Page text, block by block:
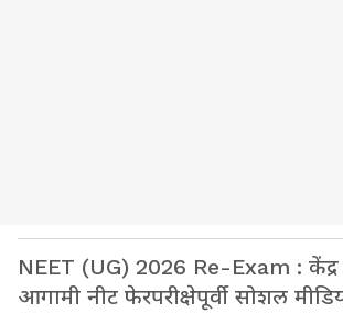
NEET (UG) 2026 Re-Exam :
आगामी नीट फेरपरीक्षेपूर्वी सोशल